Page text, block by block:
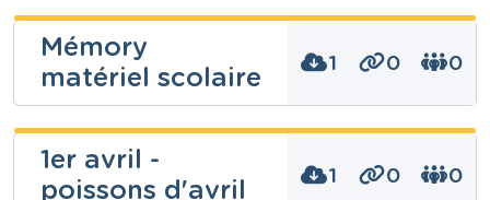
Année
Tags
jeu, Vocabulaire
Renaud
Thoma
Niveau
Français
Année
Mémory
matériel scolaire
1 0 0
Renaud
Thoma
1er avril -
poissons d'avril
1 0 0